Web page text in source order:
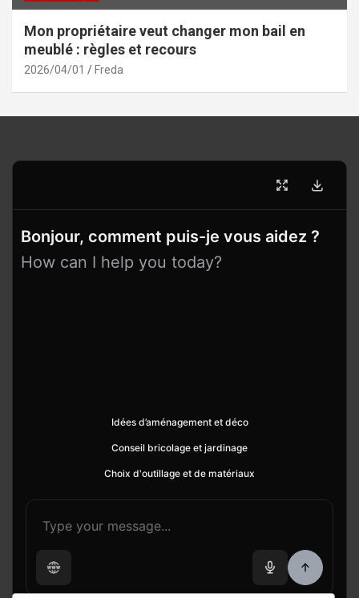
Mon propriétaire veut changer mon bail en
meublé : règles et recours
2026/04/01 Freda
Bonjour, comment puis-je vous aidez ?
How can I help you today?
Idées d’aménagement et déco
Conseil bricolage et jardinage
Choix d'outillage et de matériaux